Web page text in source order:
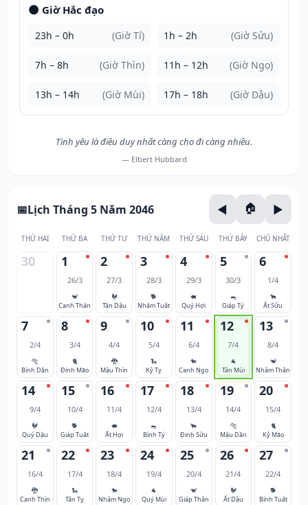
🌑 Giờ Hắc đạo
23h – 0h (Giờ Tí) 1h – 2h (Giờ Sửu)
7h – 8h (Giờ Thìn) 11h – 12h (Giờ Ngọ)
13h – 14h (Giờ Mùi) 17h – 18h (Giờ Dậu)
Tình yêu là điều duy nhất càng cho đi càng nhiều.
— Elbert Hubbard
Lịch Tháng 5 Năm 2046
THỨ HAI THỨ BA THỨ TƯ THỨ NĂM THỨ SÁU THỨ BẢY CHỦ NHẬT
30 1
26/3
🐒
Canh Thân
2
27/3
🐓
Tân Dậu
3
28/3
🐕
Nhâm Tuất
4
29/3
🐖
Quý Hợi
5
30/3
🐀
Giáp Tý
6
1/4
🐂
Ất Sửu
7
2/4
🐅
Bính Dần
8
3/4
🐈
Đinh Mão
9
4/4
🐉
Mậu Thìn
10
5/4
🐍
Kỷ Tỵ
11
6/4
🐎
Canh Ngọ
12
7/4
🐐
Tân Mùi
13
8/4
🐒
Nhâm Thân
14
9/4
🐓
Quý Dậu
15
10/4
🐕
Giáp Tuất
16
11/4
🐖
Ất Hợi
17
12/4
🐀
Bính Tý
18
13/4
🐂
Đinh Sửu
19
14/4
🐅
Mậu Dần
20
15/4
🐈
Kỷ Mão
21
16/4
🐉
Canh Thìn
22
17/4
🐍
Tân Tỵ
23
18/4
🐎
Nhâm Ngọ
24
19/4
🐐
Quý Mùi
25
20/4
🐒
Giáp Thân
26
21/4
🐓
Ất Dậu
27
22/4
🐕
Bính Tuất